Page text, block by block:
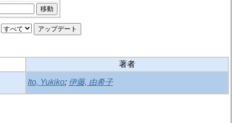
著者
Ito, Yukiko; 伊藤, 由希子